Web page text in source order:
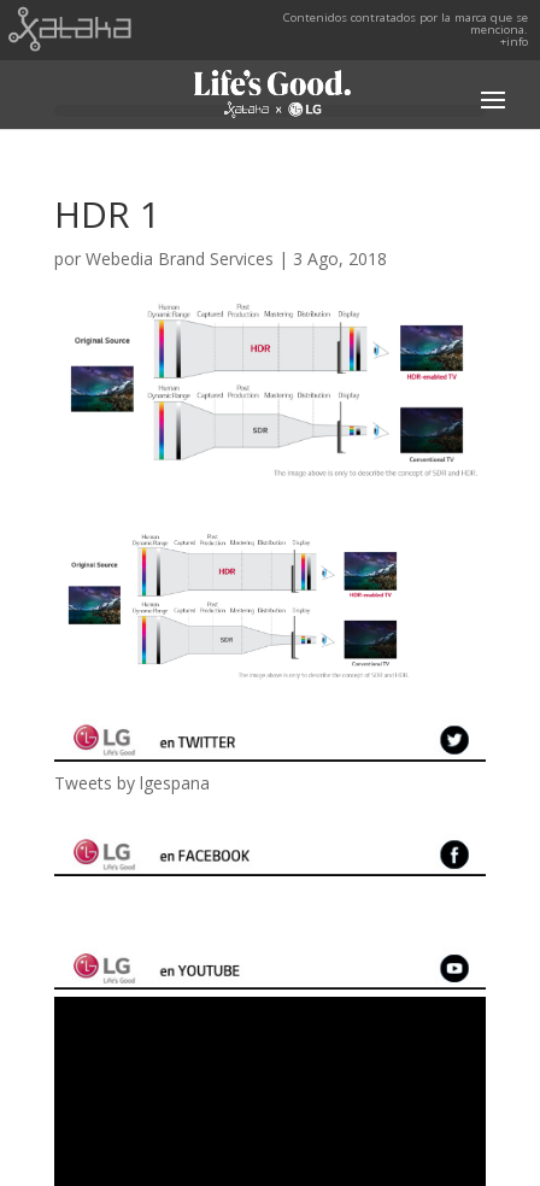
Contenidos contratados por la marca que se
menciona.
+info
HDR 1
por Webedia Brand Services | 3 Ago, 2018
Tweets by lgespana